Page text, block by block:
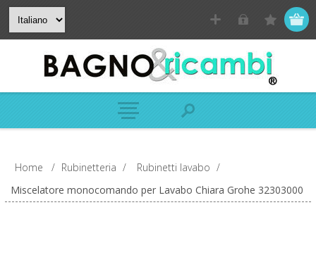
Home / Rubinetteria / Rubinetti lavabo /
Miscelatore monocomando per Lavabo Chiara Grohe 32303000